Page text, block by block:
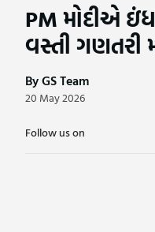
PM મોદીએ
વસ્તી ગણતરી
By GS Team
20 May 2026
Follow us on